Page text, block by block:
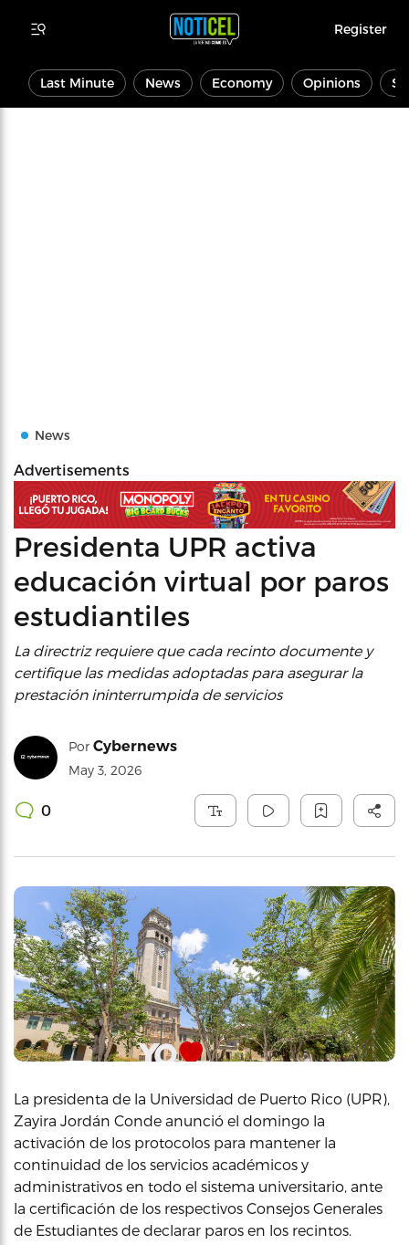
Register
Last Minute News Economy Opinions
News
Advertisements
Presidenta UPR activa
educación virtual por paros
estudiantiles
La directriz requiere que cada recinto documente y
certifique las medidas adoptadas para asegurar la
prestación ininterrumpida de servicios
Por Cybernews
May 3, 2026
0
La presidenta de la Universidad de Puerto Rico (UPR),
Zayira Jordán Conde anunció el domingo la
activación de los protocolos para mantener la
continuidad de los servicios académicos y
administrativos en todo el sistema universitario, ante
la certificación de los respectivos Consejos Generales
de Estudiantes de declarar paros en los recintos.